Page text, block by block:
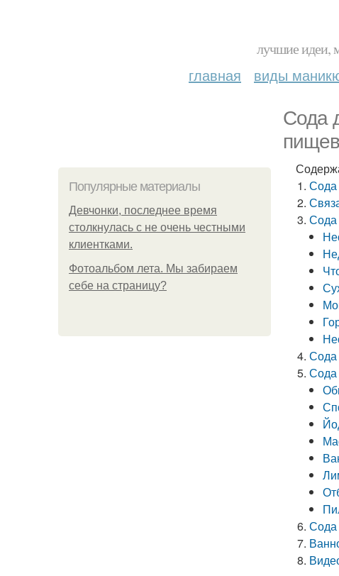
лучшие идеи,
главная виды
Сода
Популярные материалы
Девчонки, последнее время
столкнулась с не очень честными
клиентками.
Фотоальбом лета. Мы забираем
себе на страницу?
Сода
Сода
Сода
Сода
Сода